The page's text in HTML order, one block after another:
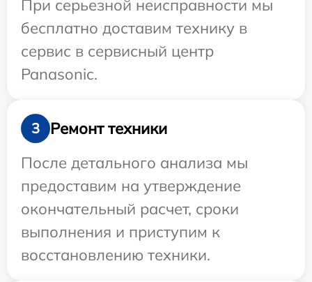
При серьезной неисправности мы
бесплатно доставим технику в
сервис в сервисный центр
Panasonic.
3
Ремонт техники
После детального анализа мы
предоставим на утверждение
окончательный расчет, сроки
выполнения и приступим к
восстановлению техники.